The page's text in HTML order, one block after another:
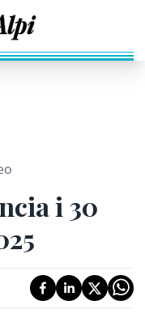
i 30